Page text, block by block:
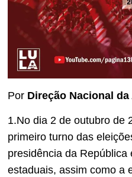
Por Direção Nacional da
1.No dia 2 de outubro de
primeiro turno das
presidência da República
estaduais, assim como a